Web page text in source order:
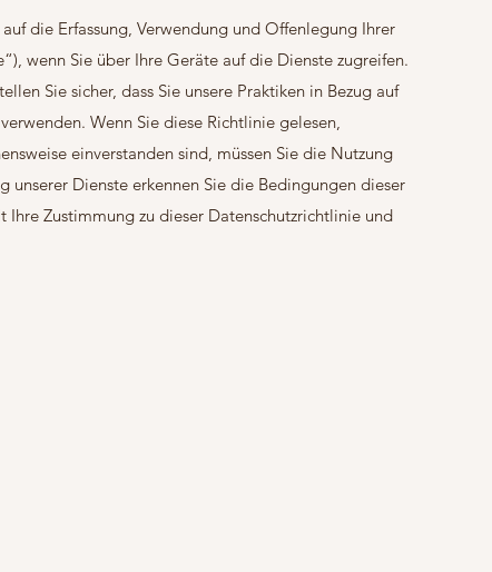
die Erfassung, Verwendung und Offenlegung Ihrer
wenn Sie über Ihre Geräte auf die Dienste zugreifen.
Sie sicher, dass Sie unsere Praktiken in Bezug auf
Wenn Sie diese Richtlinie gelesen,
einverstanden sind, müssen Sie die Nutzung
Dienste erkennen Sie die Bedingungen dieser
Zustimmung zu dieser Datenschutzrichtlinie und